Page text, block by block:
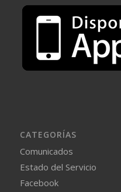
CATEGORÍAS
Comunicados
Estado del Servicio
Facebook